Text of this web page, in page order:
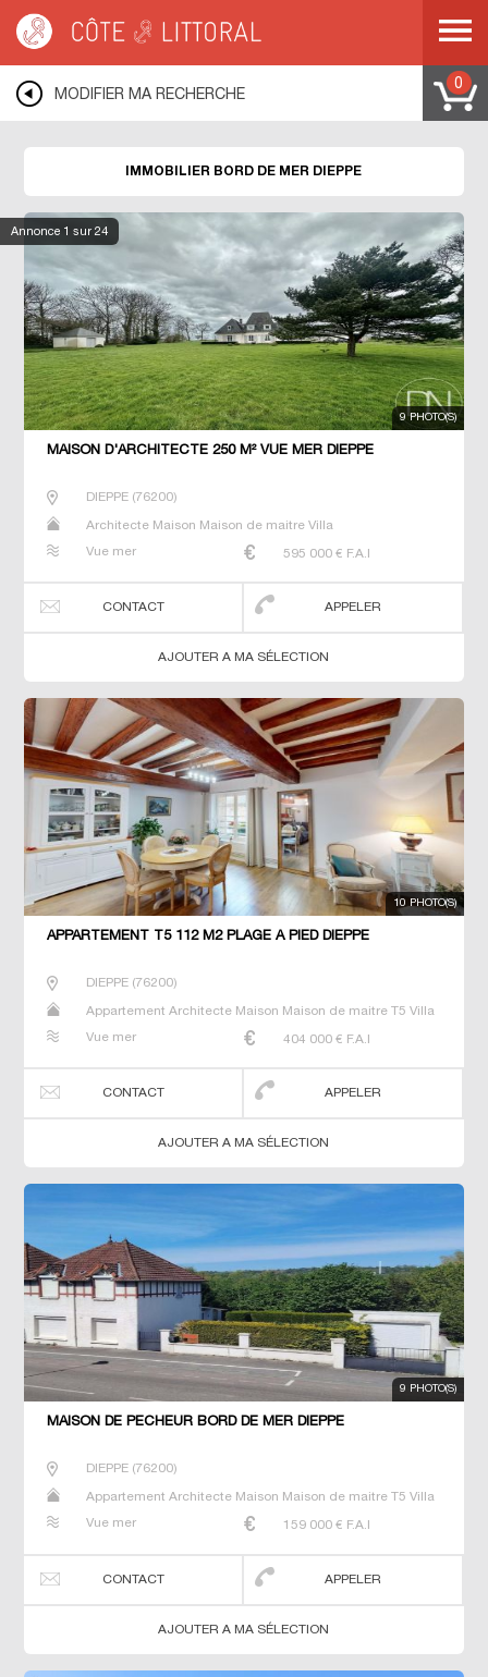
SEINE MARITIME > COTE D ALBATRE >
MODIFIER MA RECHERCHE
0
Annonce 1 sur 24
IMMOBILIER BORD DE MER DIEPPE
9 PHOTO(S)
MAISON D'ARCHITECTE 250 M² VUE MER DIEPPE
DIEPPE(76200)
Architecte Maison Maison de maitre Villa
Vue mer 595 000 € F.A.I
CONTACT APPELER
AJOUTER A MA SÉLECTION
10 PHOTO(S)
APPARTEMENT T5 112 M2 PLAGE À PIED DIEPPE
DIEPPE(76200)
Appartement Architecte Maison Maison de maitre T5 Villa
Vue mer 404 000 € F.A.I
CONTACT APPELER
AJOUTER A MA SÉLECTION
9 PHOTO(S)
MAISON DE PÊCHEUR BORD DE MER DIEPPE
DIEPPE(76200)
Appartement Architecte Maison Maison de maitre T5 Villa
Vue mer 159 000 € F.A.I
CONTACT APPELER
AJOUTER A MA SÉLECTION